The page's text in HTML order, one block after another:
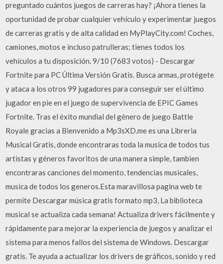
preguntado cuántos juegos de carreras hay? ¡Ahora tienes la
oportunidad de probar cualquier vehículo y experimentar juegos
de carreras gratis y de alta calidad en MyPlayCity.com! Coches,
camiones, motos e incluso patrulleras; tienes todos los
vehículos a tu disposición. 9/10 (7683 votos) - Descargar
Fortnite para PC Última Versión Gratis. Busca armas, protégete
y ataca a los otros 99 jugadores para conseguir ser el último
jugador en pie en el juego de supervivencia de EPIC Games
Fortnite. Tras el éxito mundial del género de juego Battle
Royale gracias a Bienvenido a Mp3sXD.me es una Libreria
Musical Gratis, donde encontraras toda la musica de todos tus
artistas y géneros favoritos de una manera simple, tambien
encontraras canciones del momento, tendencias musicales,
musica de todos los generos.Esta maravillosa pagina web te
permite Descargar música gratis formato mp3, La biblioteca
musical se actualiza cada semana! Actualiza drivers fácilmente y
rápidamente para mejorar la experiencia de juegos y analizar el
sistema para menos fallos del sistema de Windows. Descargar
gratis. Te ayuda a actualizar los drivers de gráficos, sonido y red